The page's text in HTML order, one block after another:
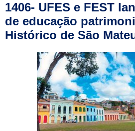
1406- UFES e FEST
de educação
Histórico de São